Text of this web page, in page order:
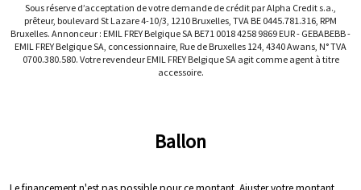
Sous réserve d’acceptation de votre demande de crédit par Alpha Credit s.a.,
prêteur, boulevard St Lazare 4-10/3, 1210 Bruxelles, TVA BE 0445.781.316, RPM
Bruxelles. Annonceur : EMIL FREY Belgique SA BE71 0018 4258 9869 EUR - GEBABEBB -
EMIL FREY Belgique SA, concessionnaire, Rue de Bruxelles 124, 4340 Awans, N° TVA
0700.380.580. Votre revendeur EMIL FREY Belgique SA agit comme agent à titre
accessoire.
Ballon